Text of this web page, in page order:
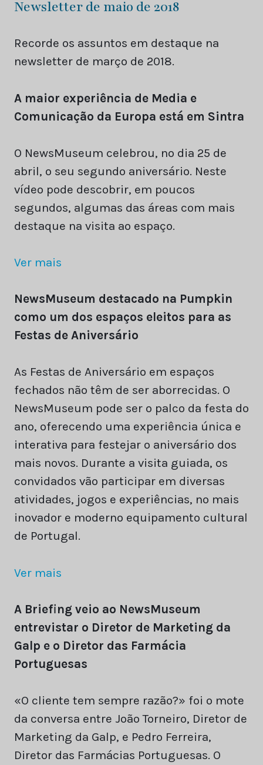
Newsletter de maio de 2018
Recorde os assuntos em destaque na
newsletter de março de 2018.
A maior experiência de Media e
Comunicação da Europa está em Sintra
O NewsMuseum celebrou, no dia 25 de
abril, o seu segundo aniversário. Neste
vídeo pode descobrir, em poucos
segundos, algumas das áreas com mais
destaque na visita ao espaço.
Ver mais
NewsMuseum destacado na Pumpkin
como um dos espaços eleitos para as
Festas de Aniversário
As Festas de Aniversário em espaços
fechados não têm de ser aborrecidas. O
NewsMuseum pode ser o palco da festa do
ano, oferecendo uma experiência única e
interativa para festejar o aniversário dos
mais novos. Durante a visita guiada, os
convidados vão participar em diversas
atividades, jogos e experiências, no mais
inovador e moderno equipamento cultural
de Portugal.
Ver mais
A Briefing veio ao NewsMuseum
entrevistar o Diretor de Marketing da
Galp e o Diretor das Farmácia
Portuguesas
«O cliente tem sempre razão?» foi o mote
da conversa entre João Torneiro, Diretor de
Marketing da Galp, e Pedro Ferreira,
Diretor das Farmácias Portuguesas. O